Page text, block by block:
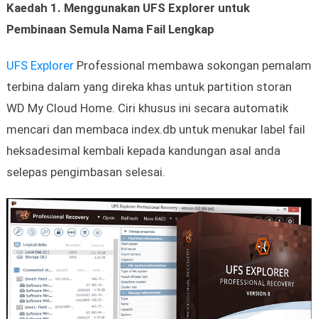
Kaedah 1. Menggunakan UFS Explorer untuk
Pembinaan Semula Nama Fail Lengkap
UFS ExplorerProfessional membawa sokongan pemalam
terbina dalam yang direka khas untuk partition storan
WD My Cloud Home. Ciri khusus ini secara automatik
mencari dan membaca index.db untuk menukar label fail
heksadesimal kembali kepada kandungan asal anda
selepas pengimbasan selesai.